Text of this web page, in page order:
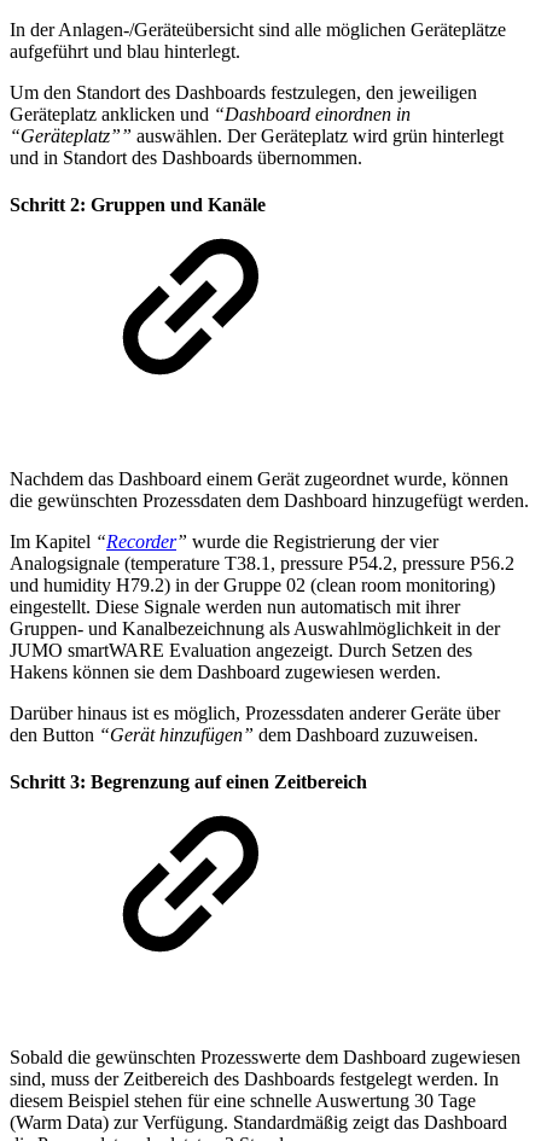
In der Anlagen-/Geräteübersicht sind alle möglichen Geräteplätze
aufgeführt und blau hinterlegt.
Um den Standort des Dashboards festzulegen, den jeweiligen
Geräteplatz anklicken und “Dashboard einordnen in
“Geräteplatz”” auswählen. Der Geräteplatz wird grün hinterlegt
und in Standort des Dashboards übernommen.
Schritt 2: Gruppen und Kanäle
Nachdem das Dashboard einem Gerät zugeordnet wurde, können
die gewünschten Prozessdaten dem Dashboard hinzugefügt werden.
Im Kapitel “Recorder” wurde die Registrierung der vier
Analogsignale (temperature T38.1, pressure P54.2, pressure P56.2
und humidity H79.2) in der Gruppe 02 (clean room monitoring)
eingestellt. Diese Signale werden nun automatisch mit ihrer
Gruppen- und Kanalbezeichnung als Auswahlmöglichkeit in der
JUMO smartWARE Evaluation angezeigt. Durch Setzen des
Hakens können sie dem Dashboard zugewiesen werden.
Darüber hinaus ist es möglich, Prozessdaten anderer Geräte über
den Button “Gerät hinzufügen” dem Dashboard zuzuweisen.
Schritt 3: Begrenzung auf einen Zeitbereich
Sobald die gewünschten Prozesswerte dem Dashboard zugewiesen
sind, muss der Zeitbereich des Dashboards festgelegt werden. In
diesem Beispiel stehen für eine schnelle Auswertung 30 Tage
(Warm Data) zur Verfügung. Standardmäßig zeigt das Dashboard